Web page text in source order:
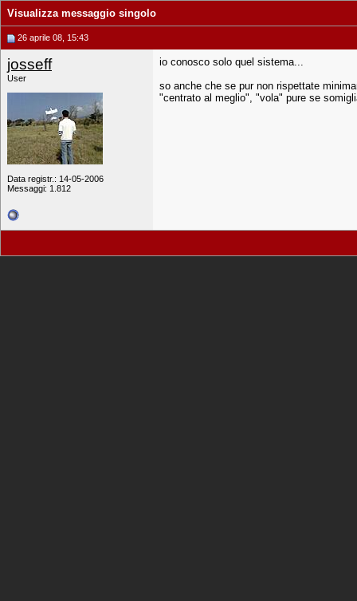
Visualizza messaggio singolo
26 aprile 08, 15:43
josseff
User
Data registr.: 14-05-2006
Messaggi: 1.812
io conosco solo quel sistema...
so anche che se pur non rispettate
"centrato al meglio", "vola" pure se